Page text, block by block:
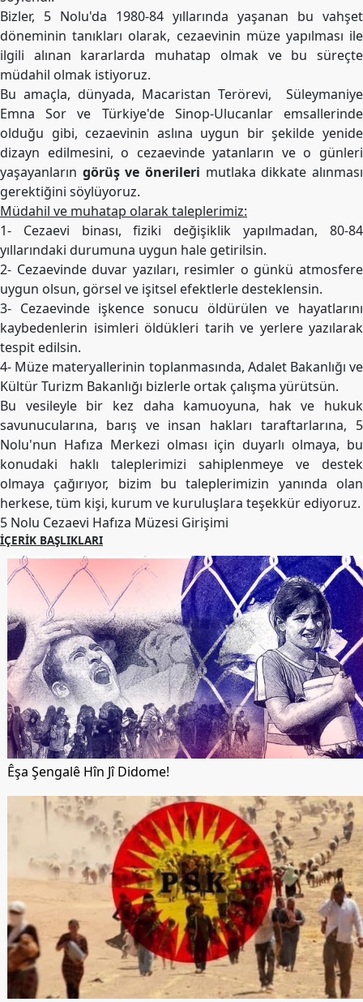
Bizler, 5 Nolu'da 1980-84 yıllarında yaşanan bu vahşet
döneminin tanıkları olarak, cezaevinin müze yapılması ile
ilgili alınan kararlarda muhatap olmak ve bu süreçte
müdahil olmak istiyoruz.
Bu amaçla, dünyada, Macaristan Terörevi,
Süleymaniye
Emna Sor ve Türkiye'de Sinop-Ulucanlar emsallerinde
olduğu gibi, cezaevinin aslına uygun bir şekilde yenide
dizayn edilmesini, o cezaevinde yatanların ve o günleri
yaşayanların görüş ve önerileri mutlaka dikkate alınması
gerektiğini söylüyoruz.
Müdahil ve muhatap olarak taleplerimiz:
1- Cezaevi binası, fiziki değişiklik yapılmadan, 80-84
yıllarındaki durumuna uygun hale getirilsin.
2- Cezaevinde duvar yazıları, resimler o günkü atmosfere
uygun olsun, görsel ve işitsel efektlerle desteklensin.
3- Cezaevinde işkence sonucu öldürülen ve hayatlarını
kaybedenlerin isimleri öldükleri tarih ve yerlere yazılarak
tespit edilsin.
4- Müze materyallerinin toplanmasında, Adalet Bakanlığı ve
Kültür Turizm Bakanlığı bizlerle ortak çalışma yürütsün.
Bu vesileyle bir kez daha kamuoyuna, hak ve hukuk
savunucularına, barış ve insan hakları taraftarlarına, 5
Nolu'nun Hafıza Merkezi olması için duyarlı olmaya, bu
konudaki haklı taleplerimizi sahiplenmeye ve destek
olmaya çağırıyor, bizim bu taleplerimizin yanında olan
herkese, tüm kişi, kurum ve kuruluşlara teşekkür ediyoruz.
5 Nolu Cezaevi Hafıza Müzesi Girişimi
İÇERIK BAŞLIKLARI
Êşa Şengalê Hîn Jî Didome!